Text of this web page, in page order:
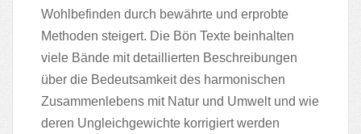
Wohlbefinden durch bewährte und erprobte
Methoden steigert. Die Bön Texte beinhalten
viele Bände mit detaillierten Beschreibungen
über die Bedeutsamkeit des harmonischen
Zusammenlebens mit Natur und Umwelt und wie
deren Ungleichgewichte korrigiert werden